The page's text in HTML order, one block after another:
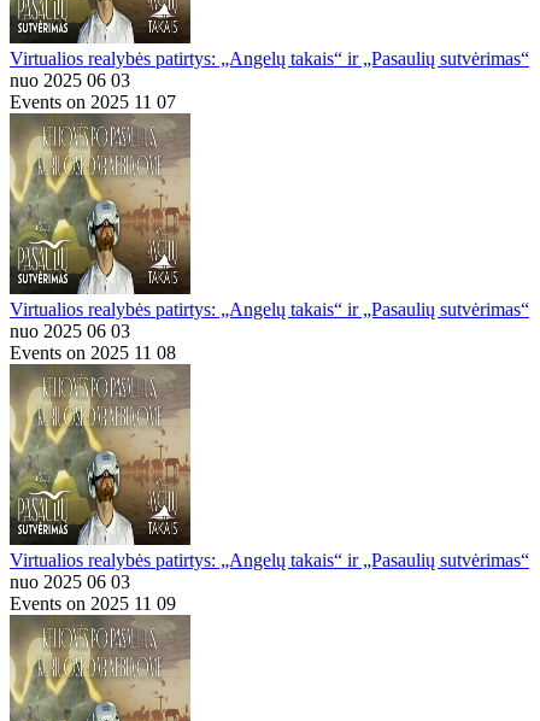
Virtualios realybės patirtys: „Angelų takais“ ir „Pasaulių sutvėrimas“
nuo 2025 06 03
Events on 2025 11 07
Virtualios realybės patirtys: „Angelų takais“ ir „Pasaulių sutvėrimas“
nuo 2025 06 03
Events on 2025 11 08
Virtualios realybės patirtys: „Angelų takais“ ir „Pasaulių sutvėrimas“
nuo 2025 06 03
Events on 2025 11 09